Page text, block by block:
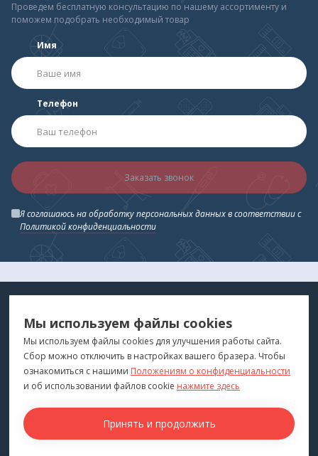
Проведем бесплатную консультацию по нашему ассортименту и
поможем подобрать необходимый товар
Имя
Телефон
Заказать звонок
Я соглашаюсь на обработку персональных данных в соответствии с
Политикой конфиденциальности
ДЛЯ ВАС
"Медтехника для Вас"©2026
ПОКУПАТЕЛЯМ
Каталог
Бренды
Для оптовиков
КОНТАКТЫ
г. Владивосток
Мы используем файлы cookies
Мы используем файлы cookies для улучшения работы сайта.
Сбор можно отключить в настройках вашего бразера. Чтобы
ознакомиться с нашими Положениям о конфиденциальности
и об использовании файлов cookie нажмите здесь
Принять и продолжить